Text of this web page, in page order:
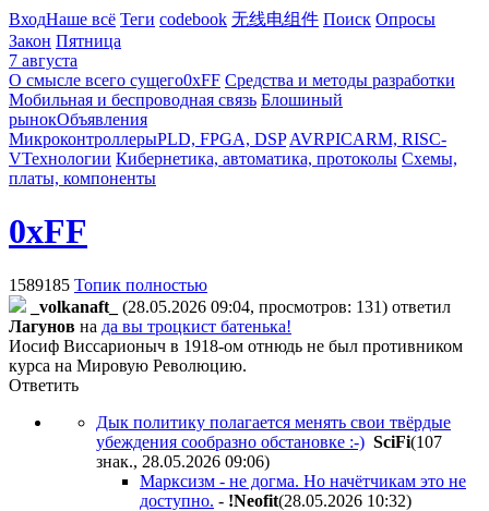
ВходНаше всё Теги codebook 无线电组件 Поиск Опросы
Закон Пятница
7 августа
О смысле всего сущего0xFF Средства и методы разработки
Мобильная и беспроводная связь Блошиный
рынокОбъявления
МикроконтроллерыPLD, FPGA, DSP AVRPICARM, RISC-
VТехнологии Кибернетика, автоматика, протоколы Схемы,
платы, компоненты
0xFF
1589185 Топик полностью
_volkanaft_
(28.05.2026 09:04, просмотров: 131) ответил
Лaгyнoв на да вы троцкист батенька!
Иосиф Виссарионыч в 1918-ом отнюдь не был противником
курса на Мировую Революцию.
Ответить
Дык политику полагается менять свои твёрдые
убеждения сообразно обстановке :-) SciFi(107
знак., 28.05.2026 09:06)
Марксизм - не догма. Но начётчикам это не
доступно. - !Neofit(28.05.2026 10:32)